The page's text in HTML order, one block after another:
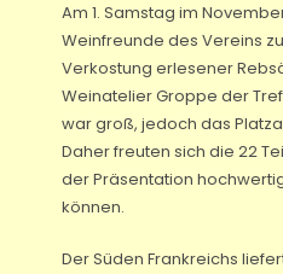
Am 1. Samstag im
Weinfreunde des Vereins
Verkostung erlesener
Weinatelier Groppe der
war groß, jedoch das
Daher freuten sich die 22
der Präsentation
können.
Der Süden Frankreichs